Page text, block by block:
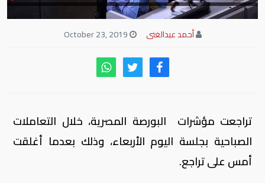
أحمد عبدالغنى
تراجعت مؤشرات البورصة المصرية، خلال التعاملات
الصباحية بجلسة اليوم الأربعاء، وذلك بعدما أغلقت
أمس على تراجع.